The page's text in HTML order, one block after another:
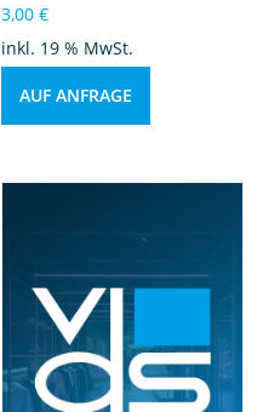
3,00€
inkl. 19 % MwSt.
AUF ANFRAGE